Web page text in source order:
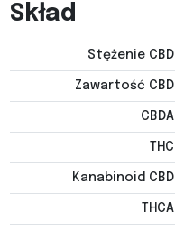
Skład
Stężenie CBD
Zawartość CBD
CBDA
THC
Kanabinoid CBD
THCA